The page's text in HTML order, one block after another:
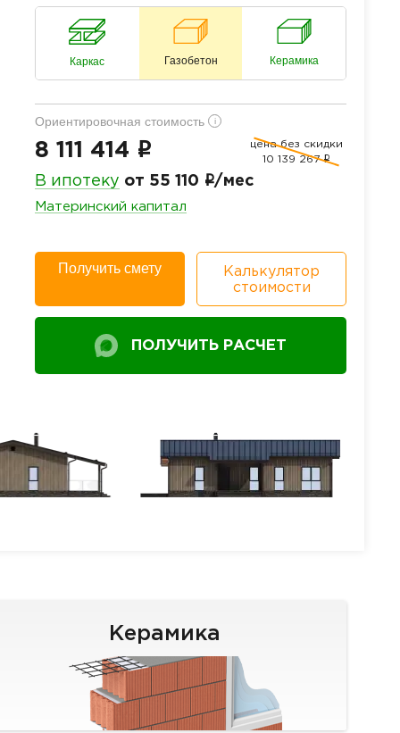
Каркас Газобетон Керамика
Ориентировочная стоимость i
8 111 414 i
цена без скидки
10 139 267 i
В ипотеку от 55 110 i/мес
Материнский капитал
Получить смету
Калькулятор
стоимости
ПОЛУЧИТЬ РАСЧЕТ
Керамика